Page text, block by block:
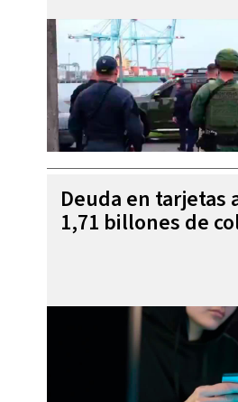
Deuda en tarjetas
1,71 billones de